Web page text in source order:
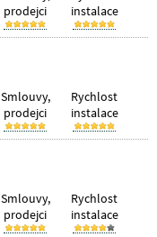
prodejci
instalace
Smlouvy,
prodejci
Rychlost
instalace
Smlouvy,
prodejci
Rychlost
instalace